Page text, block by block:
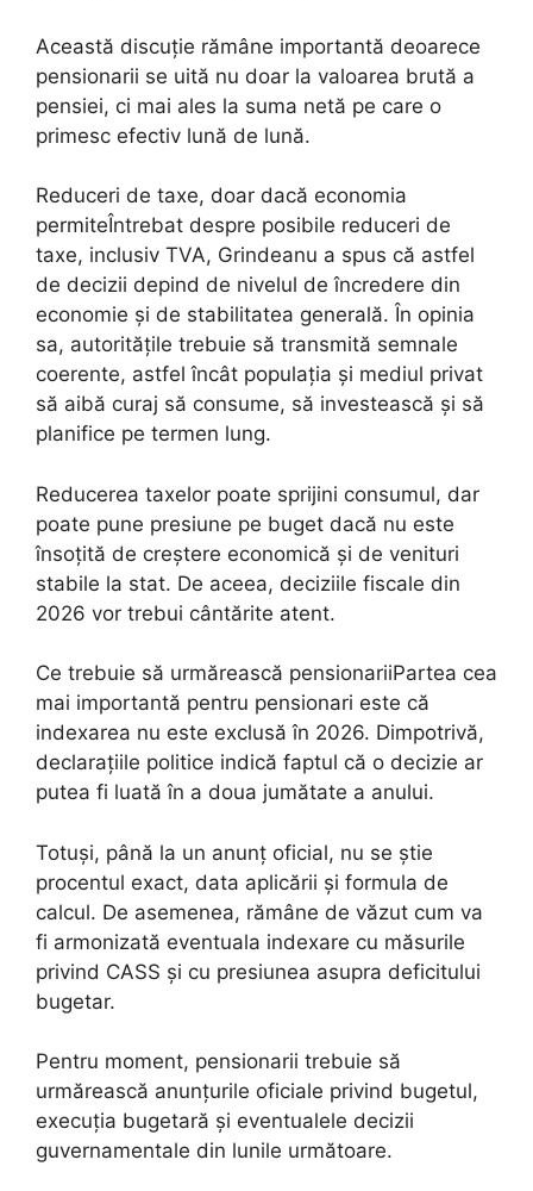
Această discuție rămâne importantă deoarece
pensionarii se uită nu doar la valoarea brută a
pensiei, ci mai ales la suma netă pe care o
primesc efectiv lună de lună.
Reduceri de taxe, doar dacă economia
permiteÎntrebat despre posibile reduceri de
taxe, inclusiv TVA, Grindeanu a spus că astfel
de decizii depind de nivelul de încredere din
economie și de stabilitatea generală. În opinia
sa, autoritățile trebuie să transmită semnale
coerente, astfel încât populația și mediul privat
să aibă curaj să consume, să investească și să
planifice pe termen lung.
Reducerea taxelor poate sprijini consumul, dar
poate pune presiune pe buget dacă nu este
însoțită de creștere economică și de venituri
stabile la stat. De aceea, deciziile fiscale din
2026 vor trebui cântărite atent.
Ce trebuie să urmărească pensionariiPartea cea
mai importantă pentru pensionari este că
indexarea nu este exclusă în 2026. Dimpotrivă,
declarațiile politice indică faptul că o decizie ar
putea fi luată în a doua jumătate a anului.
Totuși, până la un anunț oficial, nu se știe
procentul exact, data aplicării și formula de
calcul. De asemenea, rămâne de văzut cum va
fi armonizată eventuala indexare cu măsurile
privind CASS și cu presiunea asupra deficitului
bugetar.
Pentru moment, pensionarii trebuie să
urmărească anunțurile oficiale privind bugetul,
execuția bugetară și eventualele decizii
guvernamentale din lunile următoare.